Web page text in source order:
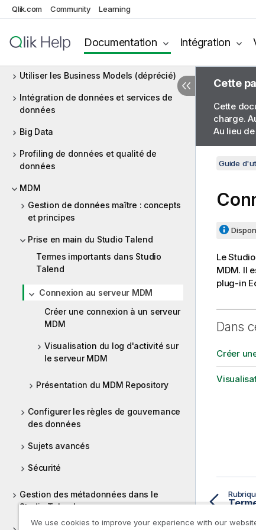
Qlik.com Community Learning
Documentation Intégration
Talend
Travailler avec les projets
Utiliser les Business Models (déprécié)
Intégration de données et services de
données
Big Data
Profiling de données et qualité de
données
MDM
Gestion de données maître : concepts
et principes
Prise en main du Studio Talend
Termes importants dans Studio
Talend
Connexion au serveur MDM
Créer une connexion à un serveur
MDM
Visualisation du log d'activité sur
le serveur MDM
Présentation du MDM Repository
Configurer les règles de gouvernance
des données
Sujets avancés
Sécurité
Gestion des métadonnées dans le
Studio Talend
Cette
Cette
charge.
Au lieu
Guide
Le
MDM. Il
plug-in
Dans
Créer
We use cookies to improve your experience with our